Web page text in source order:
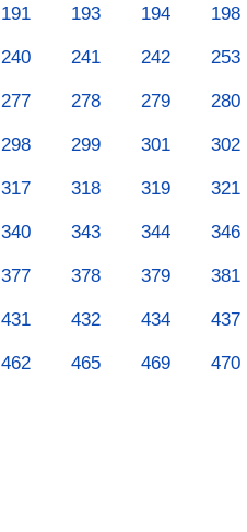
191 193 194 198
240 241 242 253
277 278 279 280
298 299 301 302
317 318 319 321
340 343 344 346
377 378 379 381
431 432 434 437
462 465 469 470